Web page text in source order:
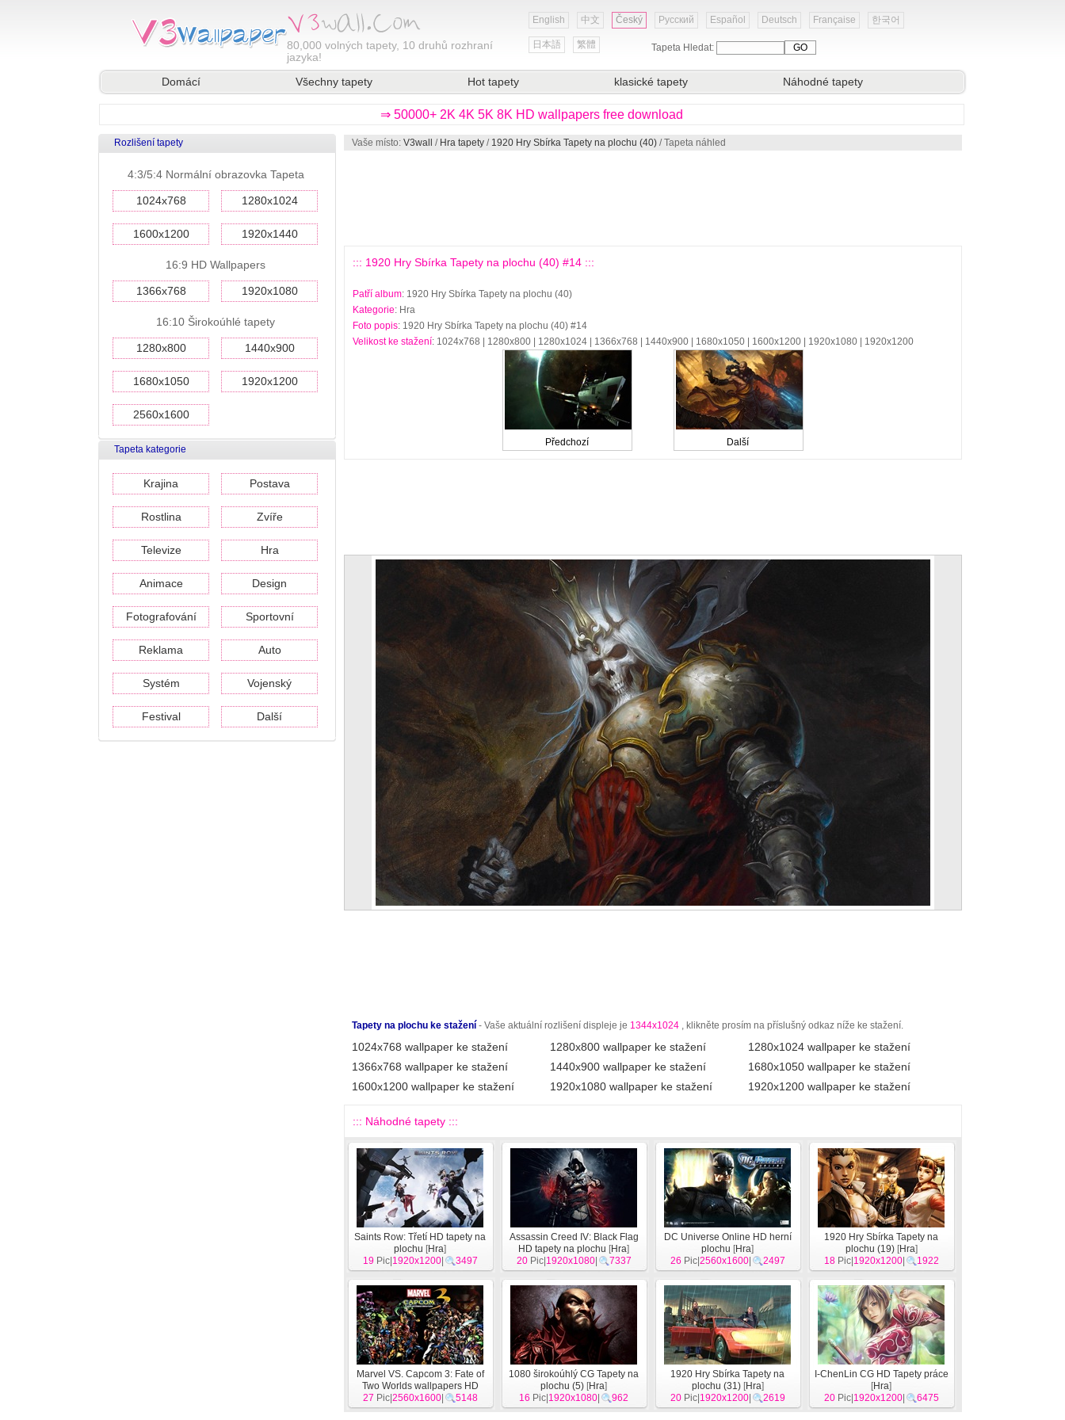
80,000 volných tapety, 10 druhů rozhraní
jazyka!
English 中文 Český Русский Español Deutsch Française 한국어
日本語 繁體 Tapeta Hledat:
Domácí Všechny tapety Hot tapety klasické tapety Náhodné tapety
⇒ 50000+ 2K 4K 5K 8K HD wallpapers free download
Rozlišení tapety
4:3/5:4 Normální obrazovka Tapeta
1024x768 1280x1024
1600x1200 1920x1440
16:9 HD Wallpapers
1366x768 1920x1080
16:10 Širokoúhlé tapety
1280x800 1440x900
1680x1050 1920x1200
2560x1600
Tapeta kategorie
Krajina Postava
Rostlina Zvíře
Televize Hra
Animace Design
Fotografování Sportovní
Reklama Auto
Systém Vojenský
Festival Další
Vaše místo: V3wall / Hra tapety / 1920 Hry Sbírka Tapety na plochu (40) / Tapeta náhled
::: 1920 Hry Sbírka Tapety na plochu (40) #14 :::
Patří album: 1920 Hry Sbírka Tapety na plochu (40)
Kategorie: Hra
Foto popis: 1920 Hry Sbírka Tapety na plochu (40) #14
Velikost ke stažení: 1024x768 | 1280x800 | 1280x1024 | 1366x768 | 1440x900 | 1680x1050 | 1600x1200 | 1920x1080 | 1920x1200
Předchozí Další
Tapety na plochu ke stažení - Vaše aktuální rozlišení displeje je 1344x1024 , klikněte prosím na příslušný odkaz níže ke stažení.
1024x768 wallpaper ke stažení 1280x800 wallpaper ke stažení
1280x1024 wallpaper ke stažení
1366x768 wallpaper ke stažení
1440x900 wallpaper ke stažení
1680x1050 wallpaper ke stažení
1600x1200 wallpaper ke stažení
1920x1080 wallpaper ke stažení 1920x1200 wallpaper ke stažení
::: Náhodné tapety :::
Saints Row: Třetí HD tapety na
plochu [Hra]
19Pic| 1920x1200| 3497
Assassin Creed IV: Black Flag
HD tapety na plochu [Hra]
20Pic| 1920x1080| 7337
DC Universe Online HD herní
plochu [Hra]
26 Pic| 2560x1600| 2497
1920 Hry Sbírka Tapety na
plochu (19)[Hra]
18Pic| 1920x1200| 1922
Marvel VS. Capcom 3: Fate of
Two Worlds wallpapers HD
herní[Hra]
27 Pic| 2560x1600| 5148
1080 širokoúhlý CG Tapety na
plochu (5) [Hra]
16 Pic| 1920x1080 962
1920 Hry Sbírka Tapety na
plochu (31)[Hra]
20Pic| 1920x1200| 2619
I-ChenLin CG HD Tapety práce
[Hra]
20Pic| 1920x1200| 6475